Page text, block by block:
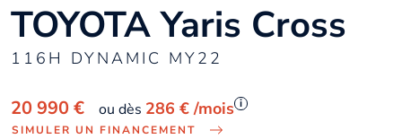
TOYOTA Yaris Cross
116H DYNAMIC MY22
20 990 € ou dès 286 € /mois i
SIMULER UN FINANCEMENT